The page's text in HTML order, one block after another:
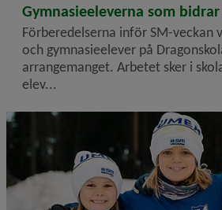
2026-02-10
Gymnasieeleverna som
Förberedelserna inför SM-
och gymnasieelever på
arrangemanget. Arbetet sker i
elev...